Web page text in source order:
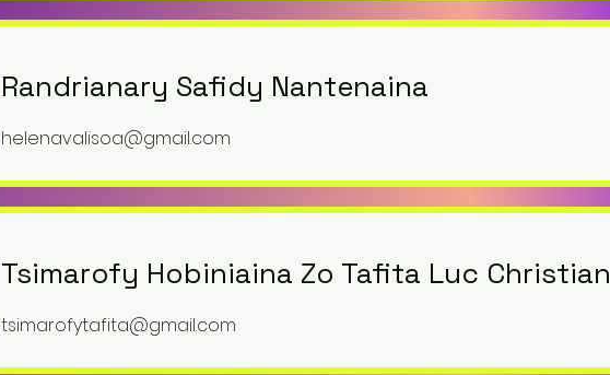
Randrianary Safidy Nantenaina
helenavalisoa@gmail.com
Tsimarofy Hobiniaina Zo Tafita Luc Christian
tsimarofytafita@gmail.com